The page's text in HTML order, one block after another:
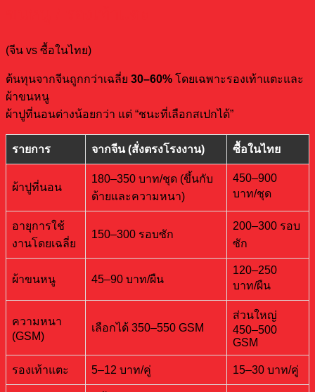
(จีน vs ซื้อในไทย)
ต้นทุนจากจีนถูกกว่าเฉลี่ย 30–60% โดยเฉพาะรองเท้าแตะและ
ผ้าขนหนู
ผ้าปูที่นอนต่างน้อยกว่า แต่ “ชนะที่เลือกสเปกได้”
รายการ จากจีน (สั่งตรงโรงงาน) ซื้อในไทย
ผ้าปูที่นอน
180–350 บาท/ชุด (ขึ้นกับ
ด้ายและความหนา)
450–900
บาท/ชุด
อายุการใช้
งานโดยเฉลี่ย
150–300 รอบซัก
200–300 รอบ
ซัก
ผ้าขนหนู 45–90 บาท/ผืน
120–250
บาท/ผืน
ความหนา
(GSM)
เลือกได้ 350–550 GSM
ส่วนใหญ่
450–500
GSM
รองเท้าแตะ 5–12 บาท/คู่ 15–30 บาท/คู่